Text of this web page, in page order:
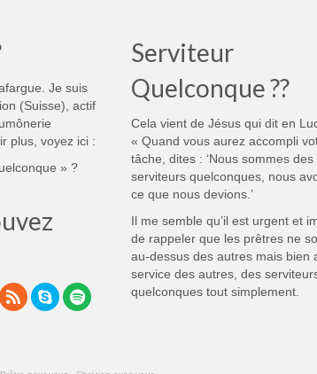
Je suis
(Suisse), actif
plus, voyez ici :
» ?
Serviteur
Quelconque ??
Cela vient de Jésus qui dit en
« Quand vous aurez accompli
tâche, dites : ‘Nous sommes des
serviteurs quelconques, nous
ce que nous devions.’
Il me semble qu’il est urgent et
de rappeler que les prêtres ne
au-dessus des autres mais bien
service des autres, des
quelconques tout simplement.